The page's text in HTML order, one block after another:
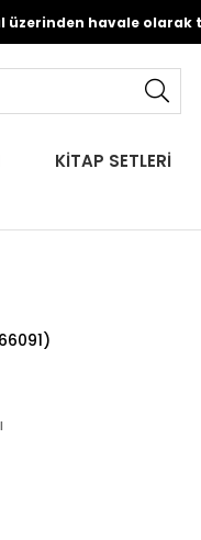
üzerinden havale
KİTAP SETLERİ